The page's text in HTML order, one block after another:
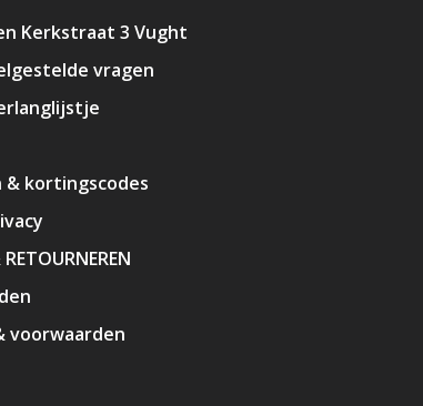
Kerkstraat 3 Vught
vragen
& kortingscodes
voorwaarden